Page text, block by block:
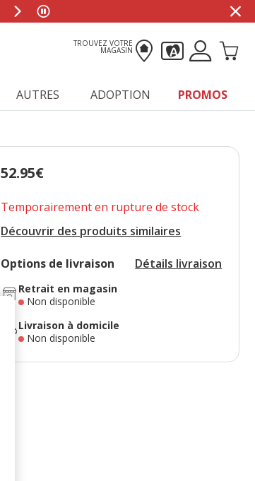
TROUVEZ VOTRE
MAGASIN
AUTRES ADOPTION PROMOS
Prix 52.95€
52.95€
Temporairement en rupture de stock
Découvrir des produits similaires
Options de livraison Détails livraison
Retrait en magasin
Non disponible
Livraison à domicile
Non disponible